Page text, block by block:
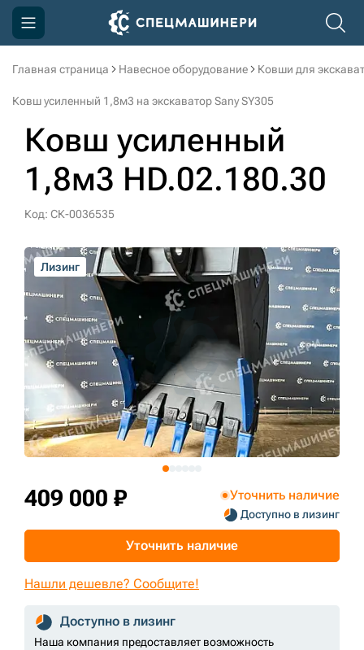
Главная страница Навесное оборудование Ковши для
Ковш усиленный 1,8м3 на экскаватор Sany SY305
Ковш усиленный
1,8м3 HD.02.180.30
Код: СК-0036535
Лизинг
Лизинг
Лизинг
Лизинг
Лизинг
Лизинг
409 000 ₽ Уточнить наличие
Доступно в лизинг
Уточнить наличие
Нашли дешевле? Сообщите!
Доступно в лизинг
Наша компания предоставляет возможность
Компания
Доставка и оплата
Информация
Контакты
3D тур по производству
3D тур по складам
sksale@skdst.ru
+7 (499) 394-50-93